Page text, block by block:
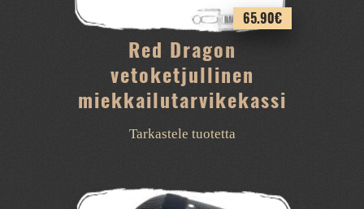
Red Dragon
vetoketjullinen
miekkailutarvikekassi
65.90€
Tarkastele tuotetta